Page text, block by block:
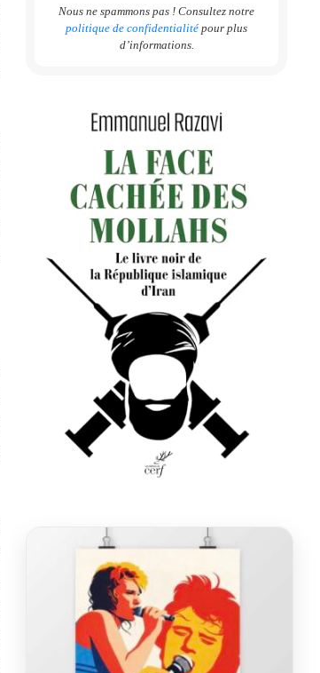
Nous ne spammons pas ! Consultez notre
politique de confidentialité pour plus
d’informations.